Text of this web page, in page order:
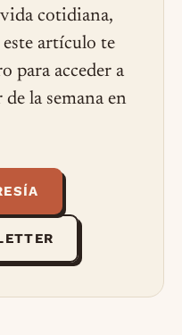
cotidiana,
artículo te
para acceder a
la semana en